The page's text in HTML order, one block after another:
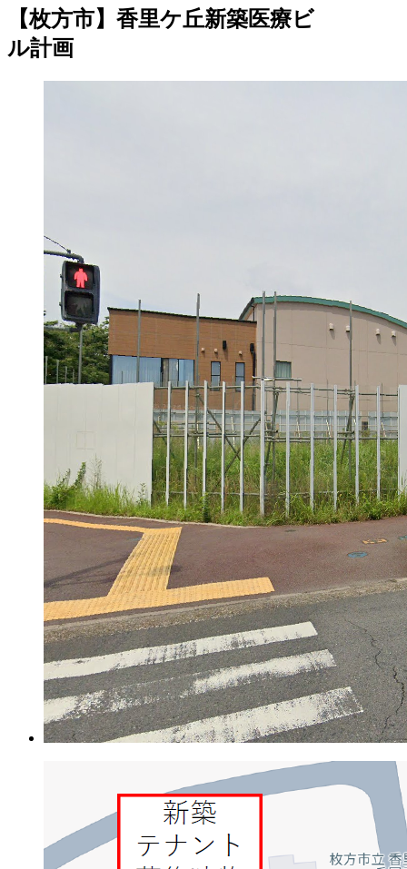
【枚方市】香里ケ丘新築医療ビ
ル計画